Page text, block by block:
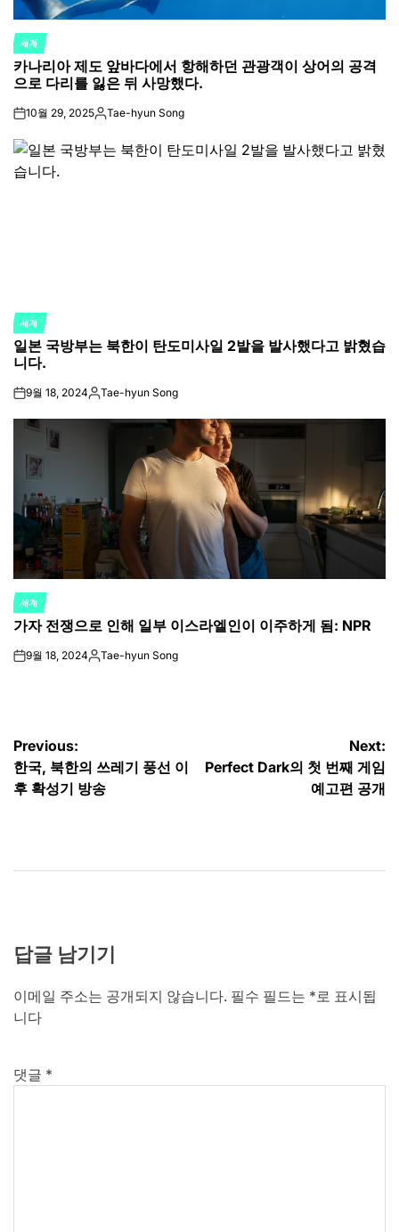
POSTED
IN
세계
카나리아 제도 앞바다에서 항해하던 관광객이 상어의 공격
으로 다리를 잃은 뒤 사망했다.
on10월 29, 2025Posted
Tae-hyun Song
POSTED
IN
세계
일본 국방부는 북한이 탄도미사일 2발을 발사했다고 밝혔습
니다.
on9월 18, 2024Posted
Tae-hyun Song
POSTED
IN
세계
가자 전쟁으로 인해 일부 이스라엘인이 이주하게 됨: NPR
on9월 18, 2024Posted
Tae-hyun Song
글
탐
Previous:
한국, 북한의 쓰레기 풍선 이
후 확성기 방송
Next:
Perfect Dark의 첫 번째 게임
예고편 공개
답글 남기기
이메일 주소는 공개되지 않습니다. 필수 필드는 * 로 표시됩
니다
댓글 *